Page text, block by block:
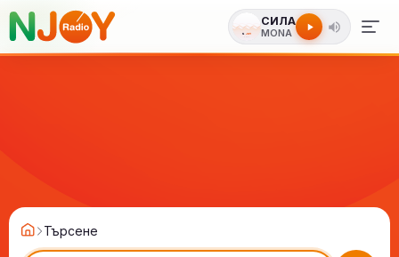
СИЛА
MONA
Търсене